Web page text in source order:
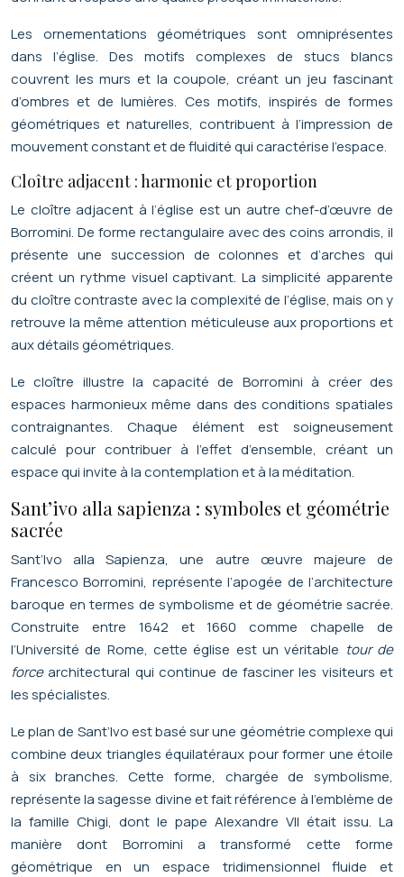
Les ornementations géométriques sont omniprésentes
dans l’église. Des motifs complexes de stucs blancs
couvrent les murs et la coupole, créant un jeu fascinant
d’ombres et de lumières. Ces motifs, inspirés de formes
géométriques et naturelles, contribuent à l’impression de
mouvement constant et de fluidité qui caractérise l’espace.
Cloître adjacent : harmonie et proportion
Le cloître adjacent à l’église est un autre chef-d’œuvre de
Borromini. De forme rectangulaire avec des coins arrondis, il
présente une succession de colonnes et d’arches qui
créent un rythme visuel captivant. La simplicité apparente
du cloître contraste avec la complexité de l’église, mais on y
retrouve la même attention méticuleuse aux proportions et
aux détails géométriques.
Le cloître illustre la capacité de Borromini à créer des
espaces harmonieux même dans des conditions spatiales
contraignantes. Chaque élément est soigneusement
calculé pour contribuer à l’effet d’ensemble, créant un
espace qui invite à la contemplation et à la méditation.
Sant’ivo alla sapienza : symboles et géométrie
sacrée
Sant’Ivo alla Sapienza, une autre œuvre majeure de
Francesco Borromini, représente l’apogée de l’architecture
baroque en termes de symbolisme et de géométrie sacrée.
Construite entre 1642 et 1660 comme chapelle de
l’Université de Rome, cette église est un véritable tour de
forcearchitectural qui continue de fasciner les visiteurs et
les spécialistes.
Le plan de Sant’Ivo est basé sur une géométrie complexe qui
combine deux triangles équilatéraux pour former une étoile
à six branches. Cette forme, chargée de symbolisme,
représente la sagesse divine et fait référence à l’emblème de
la famille Chigi, dont le pape Alexandre VII était issu. La
manière dont Borromini a transformé cette forme
géométrique en un espace tridimensionnel fluide et